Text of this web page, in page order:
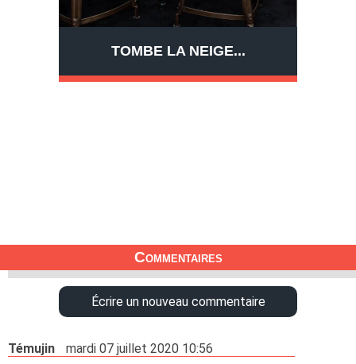
TOMBE LA NEIGE...
Commentaires
Écrire un nouveau commentaire
Témujin
mardi 07 juillet 2020 10:56